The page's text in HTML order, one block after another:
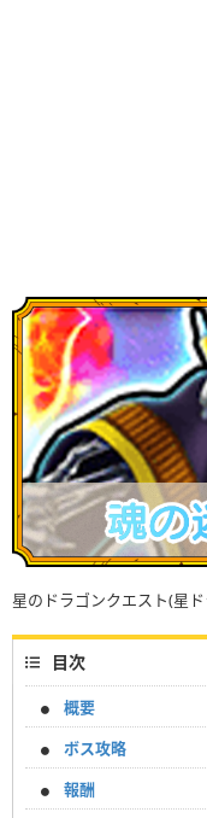
星のドラゴンクエスト(星
目次
概要
ボス攻略
報酬